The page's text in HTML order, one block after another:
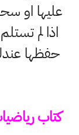
عليها او
اذا لم
حفظها
كتاب